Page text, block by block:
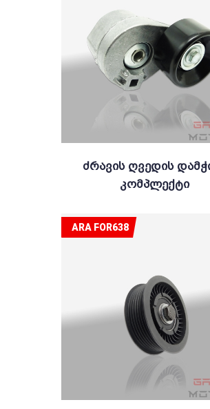
Ძრავის Ღვედის
Კომპლექტი
ARA FOR638